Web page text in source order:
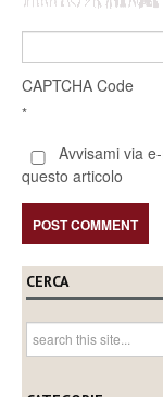
CAPTCHA Code
*
Avvisami via
questo articolo
CERCA